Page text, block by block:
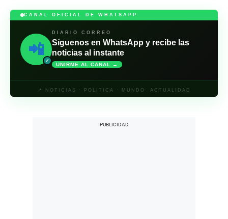
CANAL OFICIAL DE WHATSAPP
📲
✓
DIARIO CORREO
Síguenos en WhatsApp y recibe las
noticias al instante
UNIRME AL CANAL →
📍 NOTICIAS · POLÍTICA · MUNDO· ACTUALIDAD